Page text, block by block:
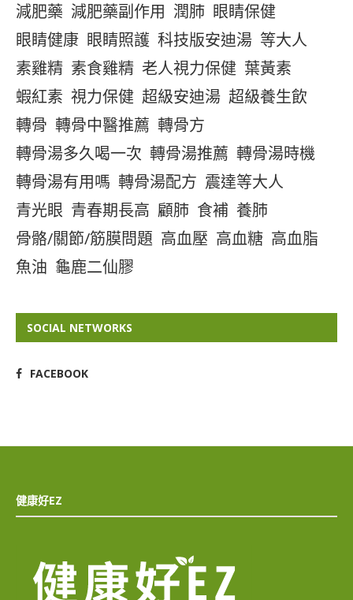
減肥藥 減肥藥副作用 潤肺 眼睛保健
眼睛健康 眼睛照護 科技版安迪湯 等大人
素雞精 素食雞精 老人視力保健 葉黃素
蝦紅素 視力保健 超級安迪湯 超級養生飲
轉骨 轉骨中醫推薦 轉骨方
轉骨湯多久喝一次 轉骨湯推薦 轉骨湯時機
轉骨湯有用嗎 轉骨湯配方 震達等大人
青光眼 青春期長高 顧肺 食補 養肺
骨骼/關節/筋膜問題 高血壓 高血糖 高血脂
魚油 龜鹿二仙膠
SOCIAL NETWORKS
FACEBOOK
健康好EZ